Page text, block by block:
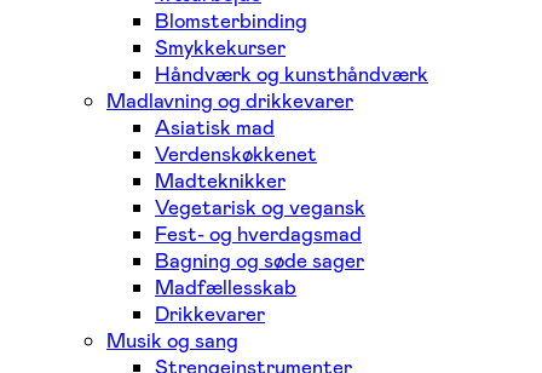
Blomsterbinding
Smykkekurser
Håndværk og kunsthåndværk
Madlavning og drikkevarer
Asiatisk mad
Verdenskøkkenet
Madteknikker
Vegetarisk og vegansk
Fest- og hverdagsmad
Bagning og søde sager
Madfællesskab
Drikkevarer
Musik og sang
Strengeinstrumenter